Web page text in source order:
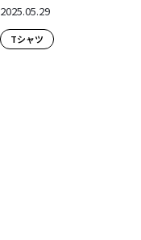
2025.05.29
Tシャツ